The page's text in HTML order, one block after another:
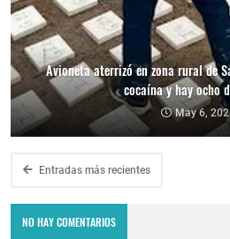
Avioneta aterrizó en zona rural de
cocaína y hay ocho
May 6,
Entradas más recientes
NO HAY COMENTARIOS